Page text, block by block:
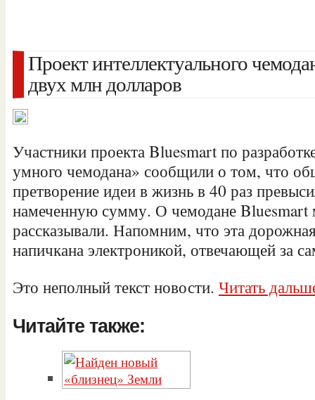
Проект интеллектуального
двух млн долларов
Участники проекта Bluesmart по
умного чемодана» сообщили о том, что
претворение идеи в жизнь в 40 раз
намеченную сумму. О чемодане
рассказывали. Напомним, что эта
напичкана электроникой, отвечающей за
Это неполный текст новости. Читать
Читайте также: